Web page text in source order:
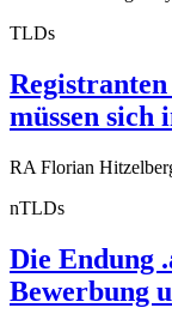
TLDs
müssen
RA Florian
nTLDs
Die Endung
Bewerbung